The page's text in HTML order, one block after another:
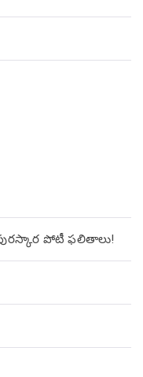
పోటీ ఫలితాలు!